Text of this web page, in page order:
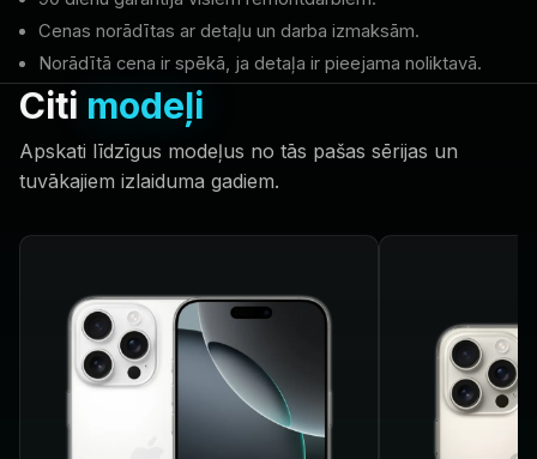
Cenas norādītas ar detaļu un darba izmaksām.
Norādītā cena ir spēkā, ja detaļa ir pieejama noliktavā.
Citi modeļi
Apskati līdzīgus modeļus no tās pašas sērijas un
tuvākajiem izlaiduma gadiem.